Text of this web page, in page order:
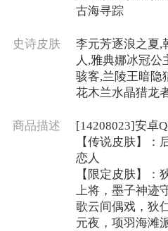
古海寻踪
史诗皮肤
李元芳逐浪之夏,
人,雅典娜冰冠公
骇客,兰陵王暗隐
花木兰水晶猎龙
商品描述
[14208023]安卓
【传说皮肤】：
恋人
【限定皮肤】：
上将，墨子神迹
歌云间偶戏，狄
元夜，项羽海滩